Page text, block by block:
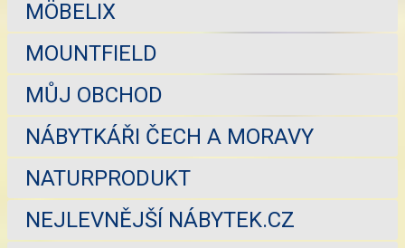
MÖBELIX
MOUNTFIELD
MŮJ OBCHOD
NÁBYTKÁŘI ČECH A MORAVY
NATURPRODUKT
NEJLEVNĚJŠÍ NÁBYTEK.CZ